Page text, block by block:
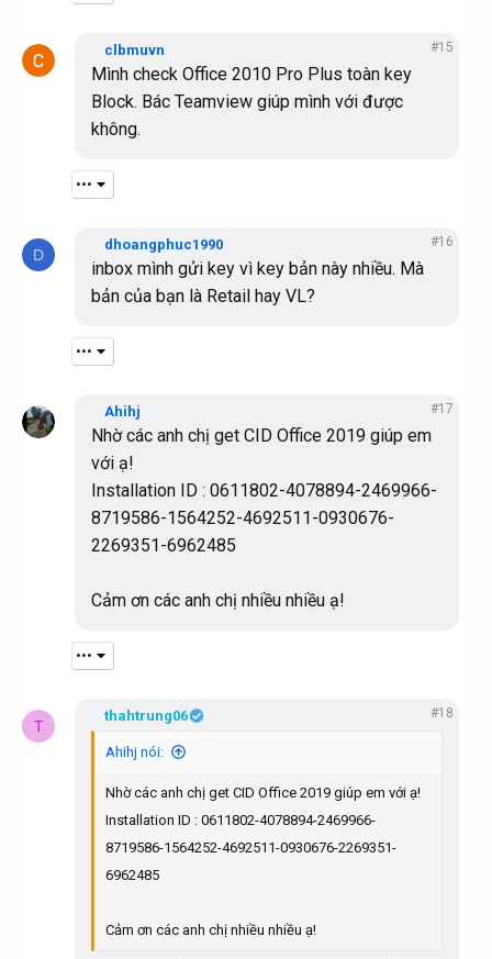
"%ProgramFiles%\Microsoft Office\Office16"
Office\Office16\ospp.vbs" cd /d
"%ProgramFiles(x86)%\Microsoft Office\Office16"
/actcid:251630547893255736891936710932834715
589724885621
cscript.exe OSPP.vbs /act
clbmuvn #15
Mình check Office 2010 Pro Plus toàn key
Block. Bác Teamview giúp mình với được
không.
•••
D
dhoangphuc1990 #16
inbox mình gửi key vì key bản này nhiều. Mà
bản của bạn là Retail hay VL?
•••
Ahihj #17
Nhờ các anh chị get CID Office 2019 giúp em
với ạ!
Installation ID : 0611802-4078894-2469966-
8719586-1564252-4692511-0930676-
2269351-6962485
Cảm ơn các anh chị nhiều nhiều ạ!
•••
T
thahtrung06 #18
Ahihj nói:
Nhờ các anh chị get CID Office 2019 giúp em với ạ!
Installation ID : 0611802-4078894-2469966-
8719586-1564252-4692511-0930676-2269351-
6962485
Cảm ơn các anh chị nhiều nhiều ạ!